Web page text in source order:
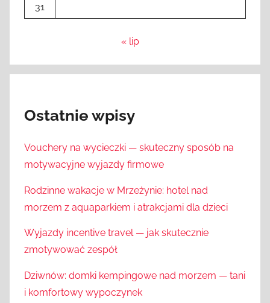
31
« lip
Ostatnie wpisy
Vouchery na wycieczki — skuteczny sposób na
motywacyjne wyjazdy firmowe
Rodzinne wakacje w Mrzeżynie: hotel nad
morzem z aquaparkiem i atrakcjami dla dzieci
Wyjazdy incentive travel — jak skutecznie
zmotywować zespół
Dziwnów: domki kempingowe nad morzem — tani
i komfortowy wypoczynek